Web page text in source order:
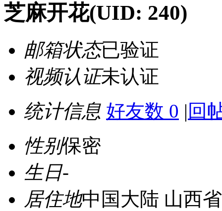
芝麻开花(UID: 240)
邮箱状态已验证
视频认证未认证
统计信息 好友数 0 | 回
性别保密
生日-
居住地中国大陆 山西省